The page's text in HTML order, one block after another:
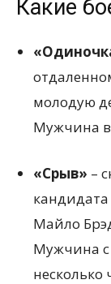
Какие
молодую
Мужчина
«Срыв» –
Майло
Мужчина
несколько